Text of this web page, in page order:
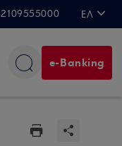
2109555000 ΕΛ
e-Banking